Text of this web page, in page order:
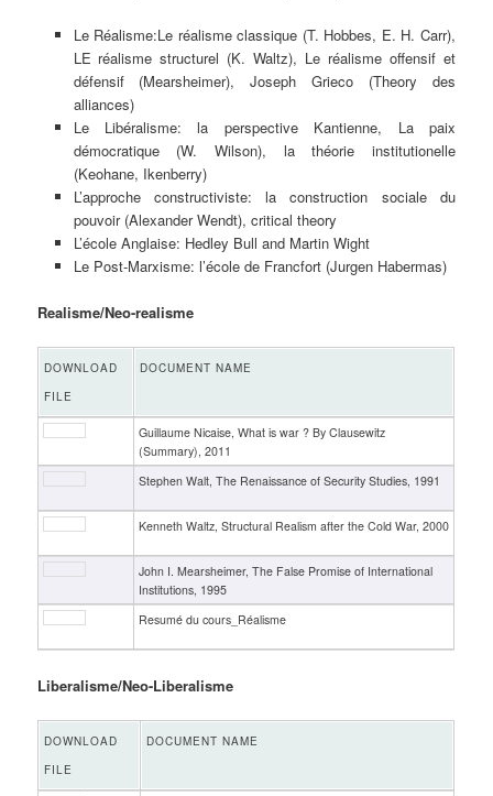
Le Réalisme:Le réalisme classique (T. Hobbes, E. H. Carr),
LE réalisme structurel (K. Waltz), Le réalisme offensif et
défensif (Mearsheimer), Joseph Grieco (Theory des
alliances)
Le Libéralisme: la perspective Kantienne, La paix
démocratique (W. Wilson), la théorie institutionelle
(Keohane, Ikenberry)
L’approche constructiviste: la construction sociale du
pouvoir (Alexander Wendt), critical theory
L’école Anglaise: Hedley Bull and Martin Wight
Le Post-Marxisme: l’école de Francfort (Jurgen Habermas)
Realisme/Neo-realisme
DOWNLOAD
FILE
DOCUMENT NAME
Guillaume Nicaise, What is war ? By Clausewitz
(Summary), 2011
Stephen Walt, The Renaissance of Security Studies, 1991
Kenneth Waltz, Structural Realism after the Cold War, 2000
John I. Mearsheimer, The False Promise of International
Institutions, 1995
Resumé du cours_Réalisme
Liberalisme/Neo-Liberalisme
DOWNLOAD
FILE
DOCUMENT NAME